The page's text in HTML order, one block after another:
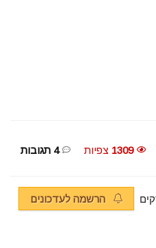
1309 צפיות 4 תגובות
הרשמה לעדכונים